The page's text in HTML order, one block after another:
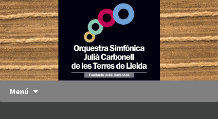
OJC
Orquestra
Simfònica
Julià
Carbonell
de les
Terres de
Lleida
Menú